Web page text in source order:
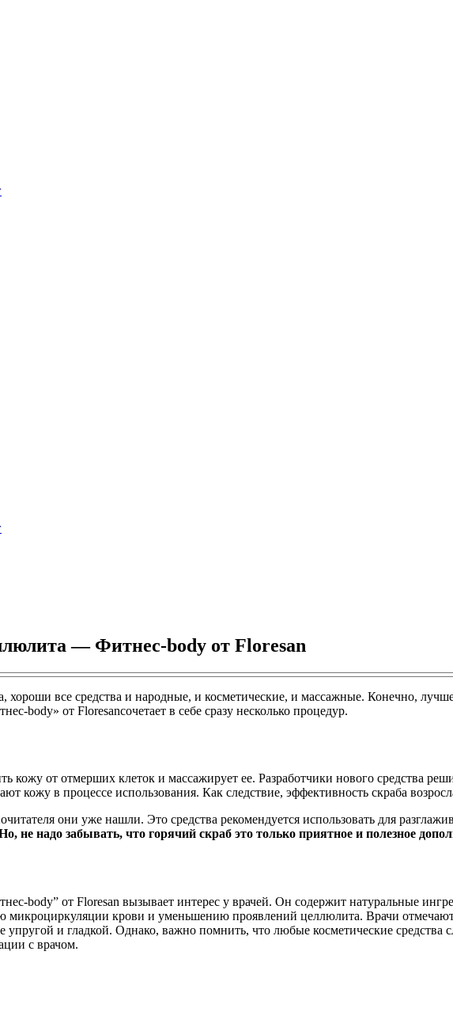
— Фитнес-body от Floresan
хороши все средства и народные, и косметические, и массажные. Конечно,
body» от Floresanсочетает в себе сразу несколько процедур.
кожу от отмерших клеток и массажирует ее. Разработчики нового средства
кожу в процессе использования. Как следствие, эффективность скраба
они уже нашли. Это средства рекомендуется использовать для
не надо забывать, что горячий скраб это только приятное и полезное
body” от Floresan вызывает интерес у врачей. Он содержит натуральные
микроциркуляции крови и уменьшению проявлений целлюлита. Врачи
упругой и гладкой. Однако, важно помнить, что любые косметические средства
с врачом.